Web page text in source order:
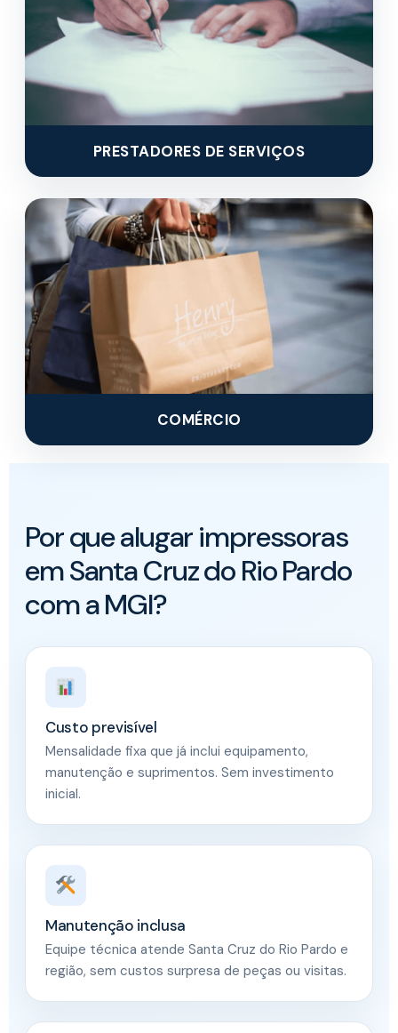
PRESTADORES DE SERVIÇOS
COMÉRCIO
Por que alugar impressoras
em Santa Cruz do Rio Pardo
com a MGI?
Custo previsível
Mensalidade fixa que já inclui equipamento,
manutenção e suprimentos. Sem investimento
inicial.
Manutenção inclusa
Equipe técnica atende Santa Cruz do Rio Pardo e
região, sem custos surpresa de peças ou visitas.